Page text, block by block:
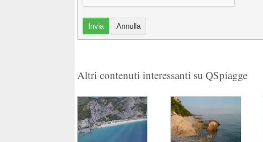
Invia Annulla
Altri contenuti interessanti su QSpiagge